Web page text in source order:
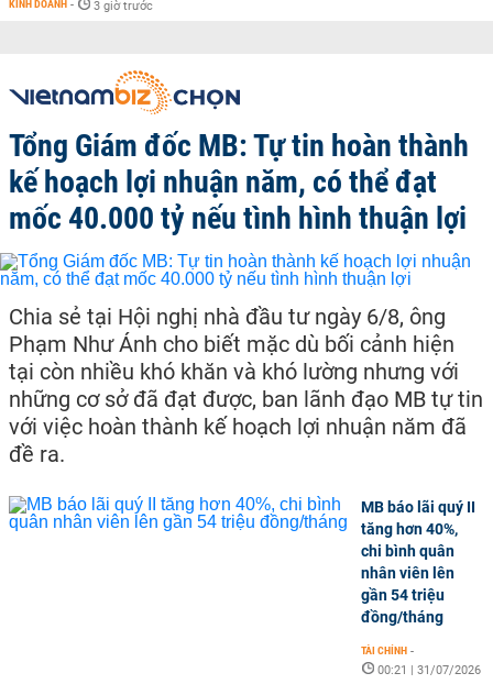
KINH DOANH - 3 giờ trước
Tổng Giám đốc MB: Tự tin hoàn thành
kế hoạch lợi nhuận năm, có thể đạt
mốc 40.000 tỷ nếu tình hình thuận lợi
Chia sẻ tại Hội nghị nhà đầu tư ngày 6/8, ông
Phạm Như Ánh cho biết mặc dù bối cảnh hiện
tại còn nhiều khó khăn và khó lường nhưng với
những cơ sở đã đạt được, ban lãnh đạo MB tự tin
với việc hoàn thành kế hoạch lợi nhuận năm đã
đề ra.
MB báo lãi quý II
tăng hơn 40%,
chi bình quân
nhân viên lên
gần 54 triệu
đồng/tháng
TÀI CHÍNH -
00:21 | 31/07/2026